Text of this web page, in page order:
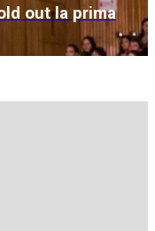
out la prima